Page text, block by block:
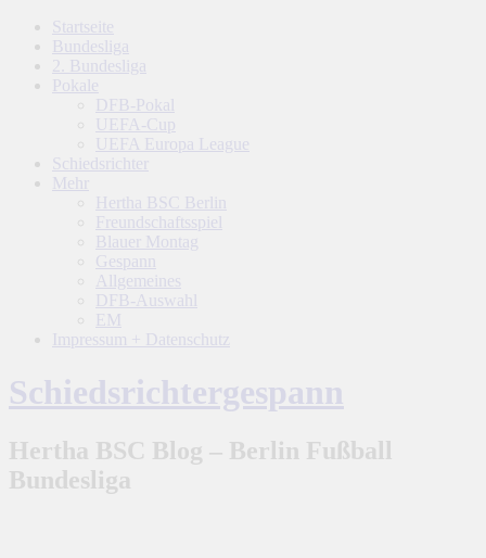
Startseite
Bundesliga
2. Bundesliga
Pokale
DFB-Pokal
UEFA-Cup
UEFA Europa League
Schiedsrichter
Mehr
Hertha BSC Berlin
Freundschaftsspiel
Blauer Montag
Gespann
Allgemeines
DFB-Auswahl
EM
Impressum + Datenschutz
Schiedsrichtergespann
Hertha BSC Blog – Berlin Fußball
Bundesliga